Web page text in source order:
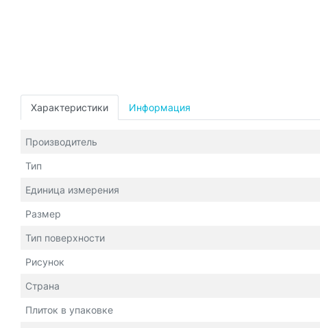
Характеристики Информация
Производитель
Тип
Единица измерения
Размер
Тип поверхности
Рисунок
Страна
Плиток в упаковке